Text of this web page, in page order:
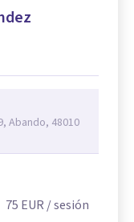
Abando, 48010
75 EUR / sesión